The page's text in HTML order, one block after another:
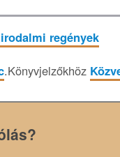
regények
.Könyvjelzőkhöz